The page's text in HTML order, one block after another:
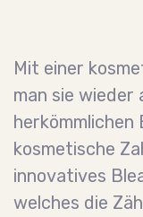
Mit einer
man sie wieder
kosmetische
innovatives
welches die